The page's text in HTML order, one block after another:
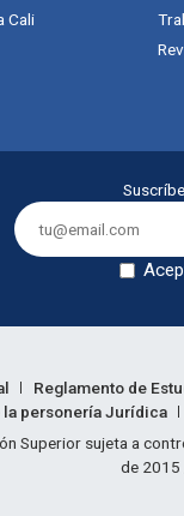
Cali
Reglamento de
personería Jurídica
legal
Superior sujeta a
de 2015